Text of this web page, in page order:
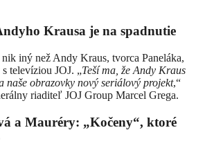
Krausa je na spadnutie
iný než Andy Kraus, tvorca Paneláka,
televíziou JOJ. „Teší ma, že Andy Kraus
naše obrazovky nový seriálový projekt,“
riaditeľ JOJ Group Marcel Grega.
a Mauréry: „Kočeny“, ktoré